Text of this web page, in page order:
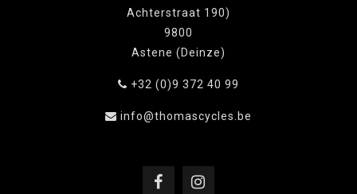
Achterstraat 190)
9800
Astene (Deinze)
+32 (0)9 372 40 99
info@thomascycles.be